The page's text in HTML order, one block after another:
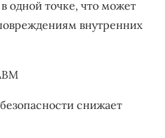
одной точке, что может
внутренних
снижает